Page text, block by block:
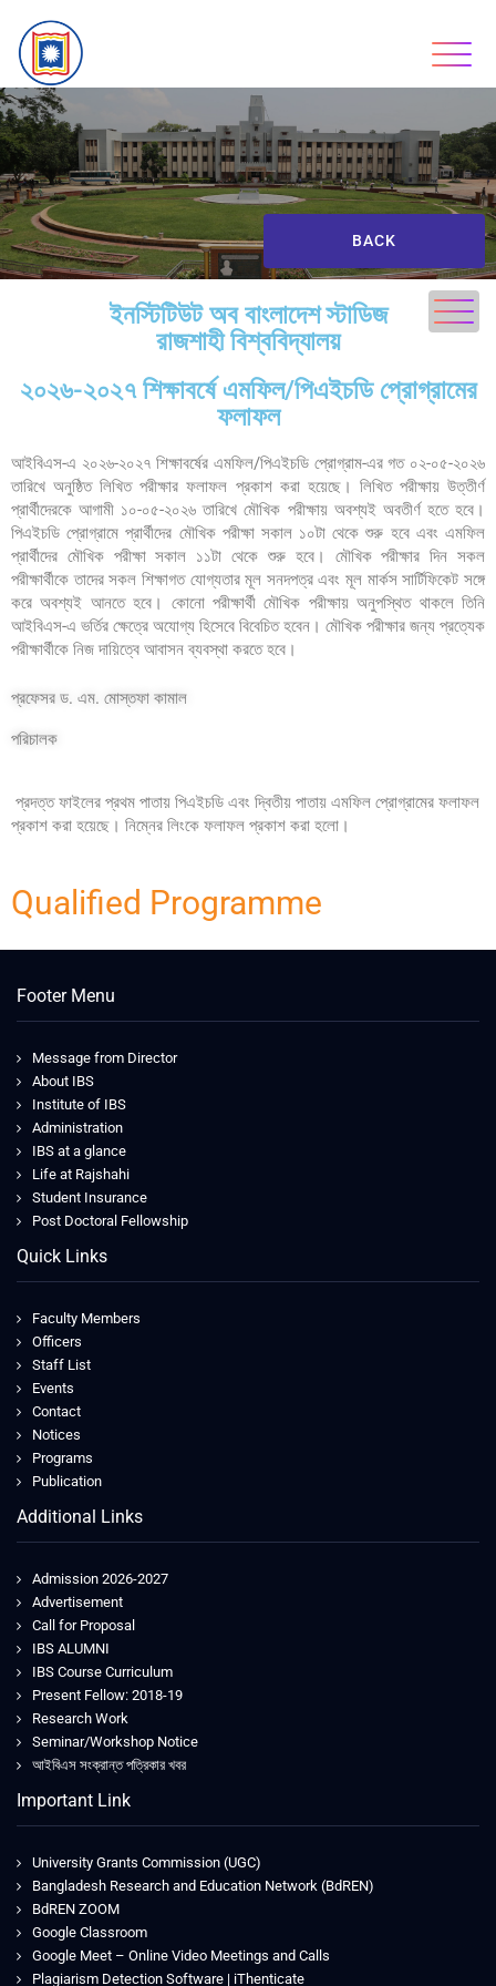
BACK
ইনস্টিটিউট অব বাংলাদেশ স্টাডিজ
রাজশাহী বিশ্ববিদ্যালয়
২০২৬-২০২৭ শিক্ষাবর্ষে এমফিল/পিএইচডি প্রোগ্রামের
ফলাফল
আইবিএস-এ ২০২৬-২০২৭ শিক্ষাবর্ষের এমফিল/পিএইচডি প্রোগ্রাম-এর গত ০২-০৫-২০২৬
তারিখে অনুষ্ঠিত লিখিত পরীক্ষার ফলাফল প্রকাশ করা হয়েছে। লিখিত পরীক্ষায় উত্তীর্ণ
প্রার্থীদেরকে আগামী ১০-০৫-২০২৬ তারিখে মৌখিক পরীক্ষায় অবশ্যই অবতীর্ণ হতে হবে।
পিএইচডি প্রোগ্রামে প্রার্থীদের মৌখিক পরীক্ষা সকাল ১০টা থেকে শুরু হবে এবং এমফিল
প্রার্থীদের মৌখিক পরীক্ষা সকাল ১১টা থেকে শুরু হবে। মৌখিক পরীক্ষার দিন সকল
পরীক্ষার্থীকে তাদের সকল শিক্ষাগত যোগ্যতার মূল সনদপত্র এবং মূল মার্কস সার্টিফিকেট সঙ্গে
করে অবশ্যই আনতে হবে। কোনো পরীক্ষার্থী মৌখিক পরীক্ষায় অনুপস্থিত থাকলে তিনি
আইবিএস-এ ভর্তির ক্ষেত্রে অযোগ্য হিসেবে বিবেচিত হবেন। মৌখিক পরীক্ষার জন্য প্রত্যেক
পরীক্ষার্থীকে নিজ দায়িত্বে আবাসন ব্যবস্থা করতে হবে।
প্রফেসর ড. এম. মোস্তফা কামাল
পরিচালক
প্রদত্ত ফাইলের প্রথম পাতায় পিএইচডি এবং দ্বিতীয় পাতায় এমফিল প্রোগ্রামের ফলাফল
প্রকাশ করা হয়েছে। নিম্নের লিংকে ফলাফল প্রকাশ করা হলো।
Qualified Programme
Footer Menu
Message from Director
About IBS
Institute of IBS
Administration
IBS at a glance
Life at Rajshahi
Student Insurance
Post Doctoral Fellowship
Quick Links
Faculty Members
Officers
Staff List
Events
Contact
Notices
Programs
Publication
Additional Links
Admission 2026-2027
Advertisement
Call for Proposal
IBS ALUMNI
IBS Course Curriculum
Present Fellow: 2018-19
Research Work
Seminar/Workshop Notice
আইবিএস সংক্রান্ত পত্রিকার খবর
Important Link
University Grants Commission (UGC)
Bangladesh Research and Education Network (BdREN)
BdREN ZOOM
Google Classroom
Google Meet – Online Video Meetings and Calls
Plagiarism Detection Software | iThenticate